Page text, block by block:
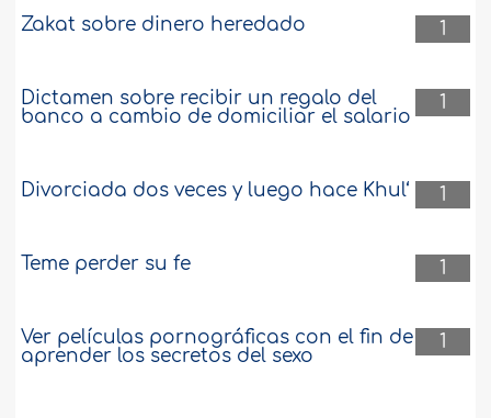
1
Zakat sobre dinero heredado
1
Dictamen sobre recibir un regalo del
banco a cambio de domiciliar el salario
1
Divorciada dos veces y luego hace Khul‘
1
Teme perder su fe
1
Ver películas pornográficas con el fin de
aprender los secretos del sexo